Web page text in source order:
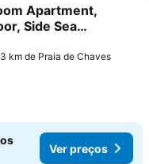
aos favoritos
Apartment,
Side Sea
Two
km de Praia de Chaves
Ver preços